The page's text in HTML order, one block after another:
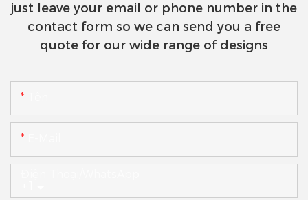
just leave your email or phone number in the
contact form so we can send you a free
quote for our wide range of designs